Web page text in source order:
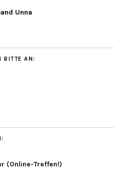
Unna
BITTE AN:
(Online-Treffen!)